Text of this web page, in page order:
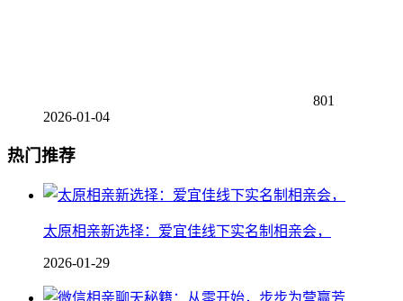
801
2026-01-04
热门推荐
太原相亲新选择：爱宜佳线下实名制相亲会，
2026-01-29